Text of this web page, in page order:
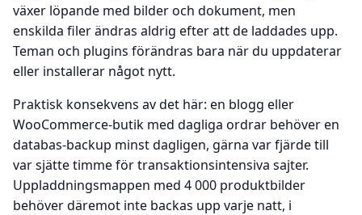
växer löpande med bilder och dokument, men
enskilda filer ändras aldrig efter att de laddades upp.
Teman och plugins förändras bara när du uppdaterar
eller installerar något nytt.
Praktisk konsekvens av det här: en blogg eller
WooCommerce-butik med dagliga ordrar behöver en
databas-backup minst dagligen, gärna var fjärde till
var sjätte timme för transaktionsintensiva sajter.
Uppladdningsmappen med 4 000 produktbilder
behöver däremot inte backas upp varje natt, i